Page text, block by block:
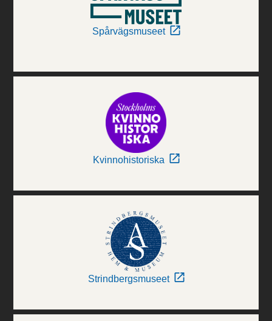
Spårvägsmuseet
Kvinnohistoriska
Strindbergsmuseet